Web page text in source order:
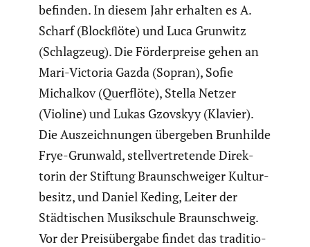
befinden. In diesem Jahr erhalten es A.
Scharf (Blockﬂöte) und Luca Grunwitz
(Schlag­zeug). Die Förder­preise gehen an
Mari-Victoria Gazda (Sopran), Sofie
Michalkov (Querflöte), Stella Netzer
(Violine) und Lukas Gzovskyy (Klavier).
Die Auszeich­nungen übergeben Brunhilde
Frye-Grunwald, stell­ver­tre­tende Direk­
torin der Stiftung Braun­schweiger Kultur­
be­sitz, und Daniel Keding, Leiter der
Städti­schen Musik­schule Braun­schweig.
Vor der Preis­über­gabe findet das tradi­tio­